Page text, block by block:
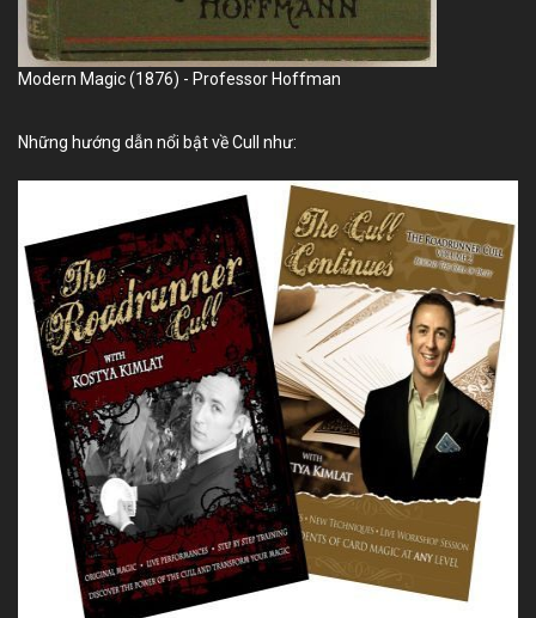
Modern Magic (1876) - Professor Hoffman
Những hướng dẫn nổi bật về Cull như: